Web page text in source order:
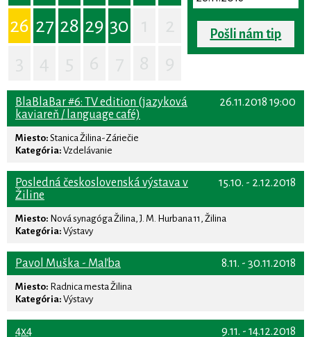
26 27 28 29 30 Pošli nám tip
26.11.2018 19:00
BlaBlaBar #6: TV edition (jazyková
kaviareň / language café)
Miesto: Stanica Žilina-Záriečie
Kategória: Vzdelávanie
15.10. - 2.12.2018
Posledná československá výstava v
Žiline
Miesto: Nová synagóga Žilina, J. M. Hurbana 11, Žilina
Kategória: Výstavy
8.11. - 30.11.2018
Pavol Muška - Maľba
Miesto: Radnica mesta Žilina
Kategória: Výstavy
9.11. - 14.12.2018
4x4